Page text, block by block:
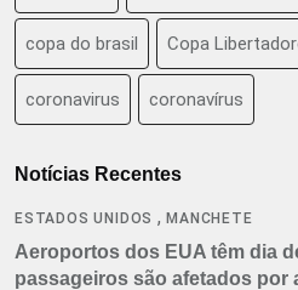
copa do brasil Copa
coronavirus coronavírus
Notícias Recentes
ESTADOS UNIDOS ,MANCHETE
Aeroportos dos EUA têm dia
passageiros são afetados por